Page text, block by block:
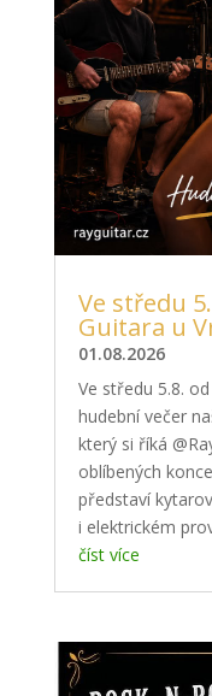
Ve středu
Guitara u
01.08.2026
Ve středu 5.8.
hudební večer
který si říká
oblíbených
představí
i elektrickém
číst více